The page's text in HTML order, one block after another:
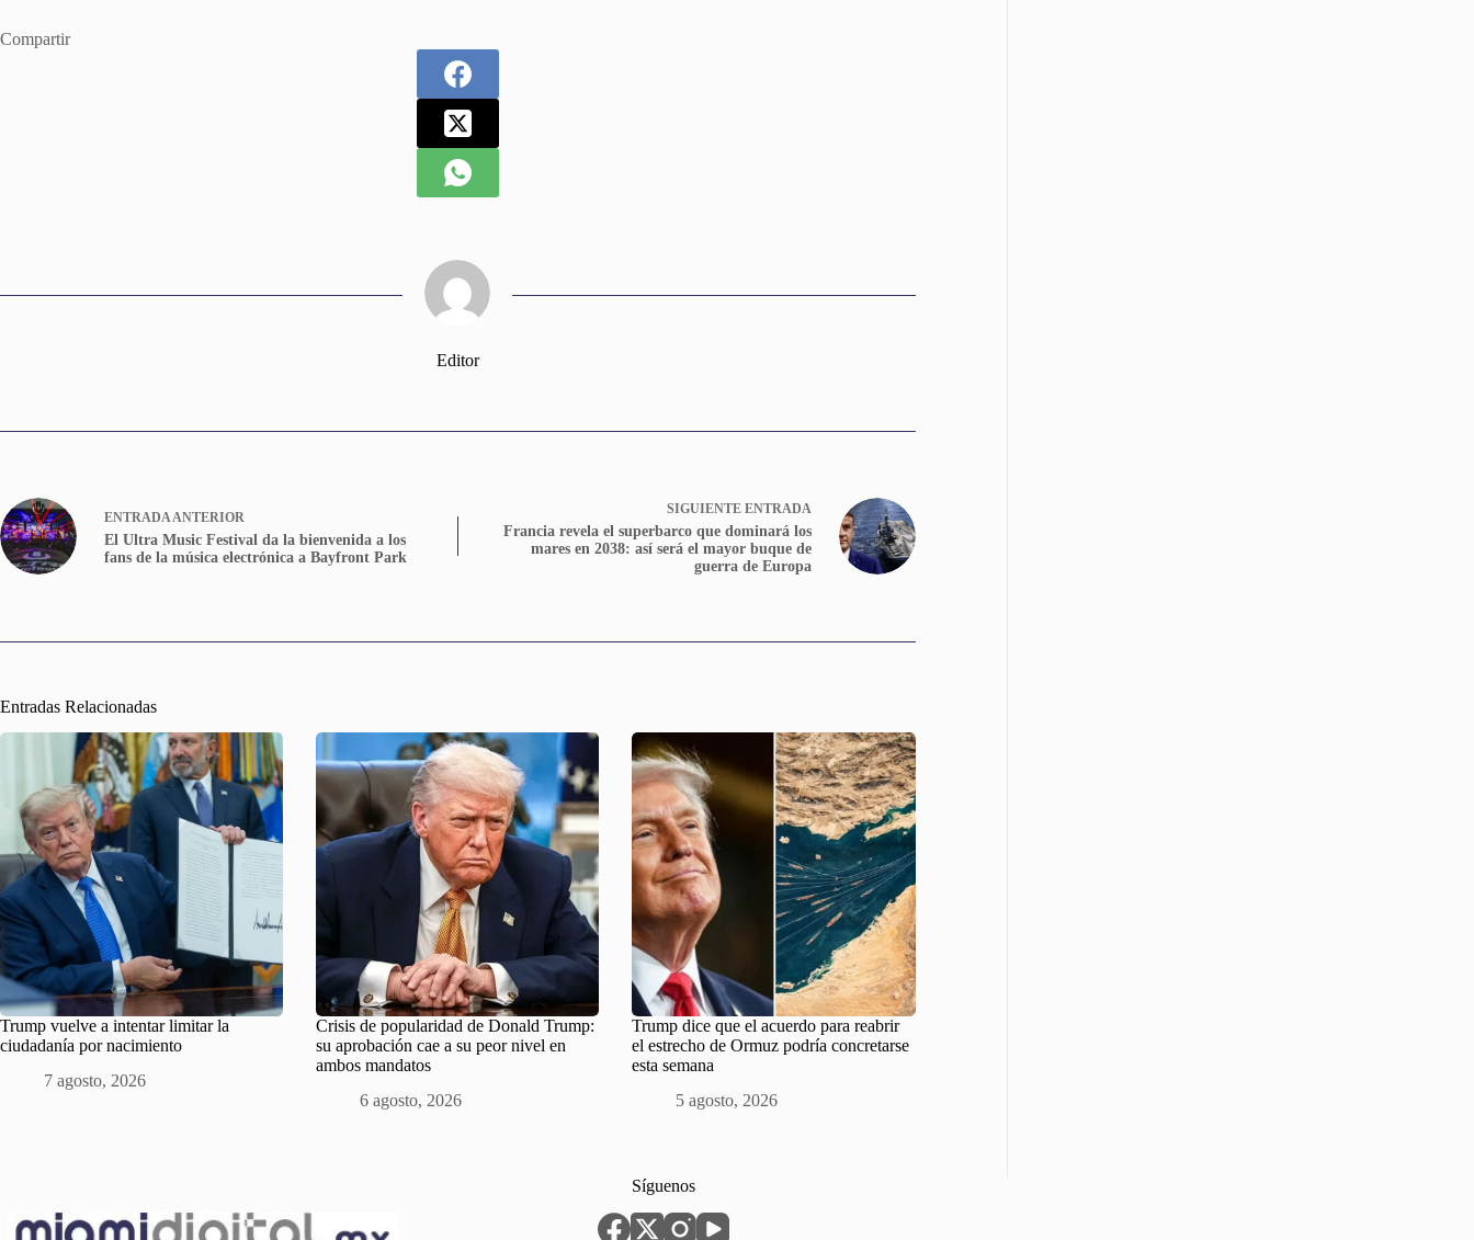
Compartir
Editor
ENTRADA ANTERIOR
El Ultra Music Festival da la bienvenida a los
fans de la música electrónica a Bayfront Park
SIGUIENTE ENTRADA
Francia revela el superbarco que dominará los
mares en 2038: así será el mayor buque de
guerra de Europa
Entradas Relacionadas
Trump vuelve a intentar limitar la
ciudadanía por nacimiento
7 agosto, 2026
Crisis de popularidad de Donald Trump:
su aprobación cae a su peor nivel en
ambos mandatos
6 agosto, 2026
Trump dice que el acuerdo para reabrir
el estrecho de Ormuz podría concretarse
esta semana
5 agosto, 2026
Síguenos